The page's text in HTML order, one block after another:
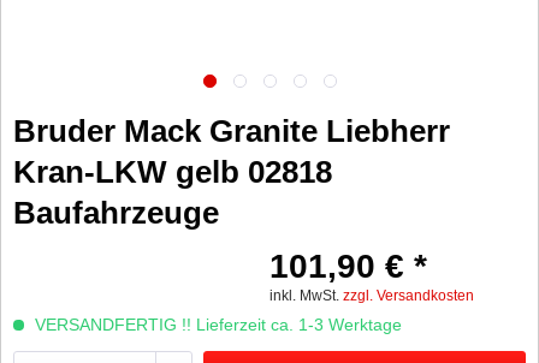
Bruder Mack Granite Liebherr
Kran-LKW gelb 02818
Baufahrzeuge
101,90 € *
inkl. MwSt. zzgl. Versandkosten
VERSANDFERTIG !! Lieferzeit ca. 1-3 Werktage